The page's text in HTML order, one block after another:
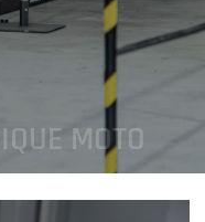
MOTO